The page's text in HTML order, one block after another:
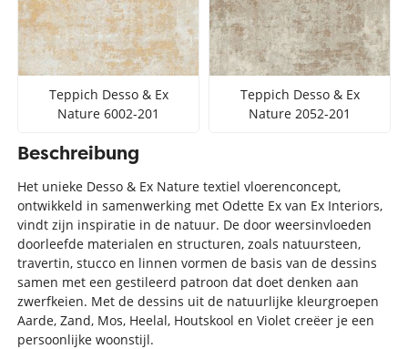
Teppich Desso & Ex
Nature 6002-201
Teppich Desso & Ex
Nature 2052-201
Beschreibung
Het unieke Desso & Ex Nature textiel vloerenconcept,
ontwikkeld in samenwerking met Odette Ex van Ex Interiors,
vindt zijn inspiratie in de natuur. De door weersinvloeden
doorleefde materialen en structuren, zoals natuursteen,
travertin, stucco en linnen vormen de basis van de dessins
samen met een gestileerd patroon dat doet denken aan
zwerfkeien. Met de dessins uit de natuurlijke kleurgroepen
Aarde, Zand, Mos, Heelal, Houtskool en Violet creëer je een
persoonlijke woonstijl.